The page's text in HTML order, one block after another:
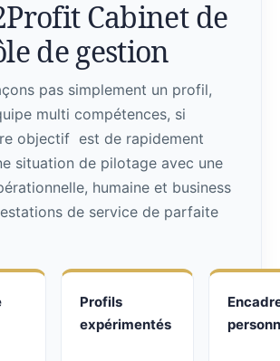
Cabinet de
de gestion
pas simplement un profil,
multi compétences, si
objectif est de rapidement
situation de pilotage avec une
humaine et business
de service de parfaite
Profils
expérimentés